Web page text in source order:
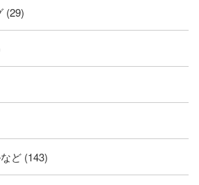
(29)
ど (143)